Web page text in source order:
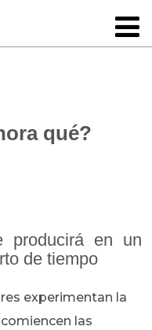
qué?
producirá en un
de tiempo
experimentan la
las